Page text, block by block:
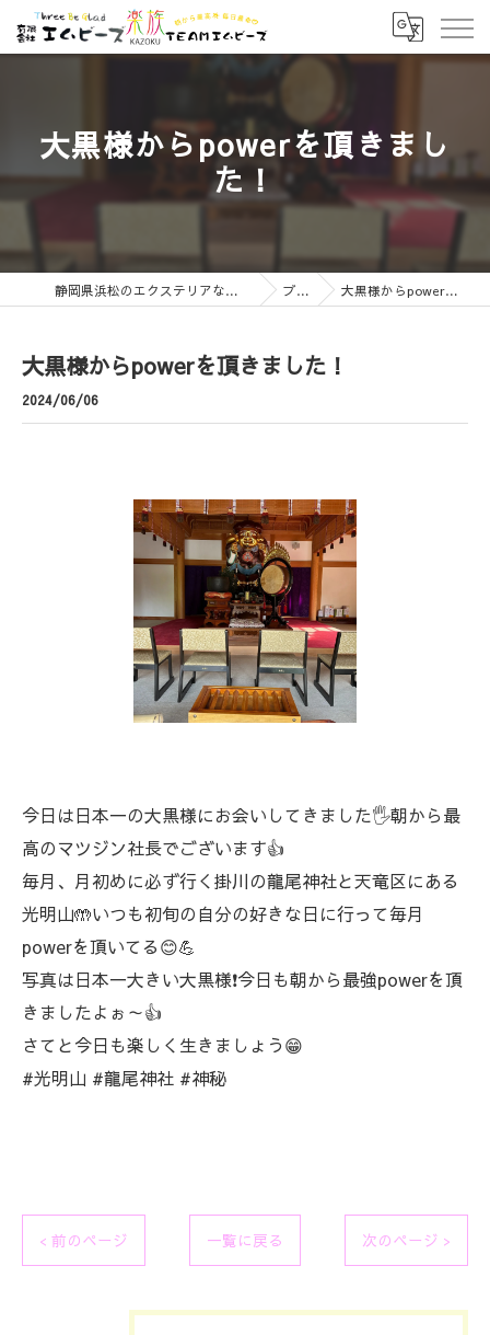
大黒様からpowerを頂きまし
た！
静岡県浜松のエクステリアなら有限会社エムビーズ ブログ 大黒様からpowerを頂きました！
大黒様からpowerを頂きました！
2024/06/06
今日は日本一の大黒様にお会いしてきました🖐️朝から最
高のマツジン社長でございます👍
毎月、月初めに必ず行く掛川の龍尾神社と天竜区にある
光明山🤲いつも初旬の自分の好きな日に行って毎月
powerを頂いてる😊💪
写真は日本一大きい大黒様❗今日も朝から最強powerを頂
きましたよぉ～👍
さてと今日も楽しく生きましょう😁
#光明山 #龍尾神社 #神秘
< 前のページ 一覧に戻る 次のページ >